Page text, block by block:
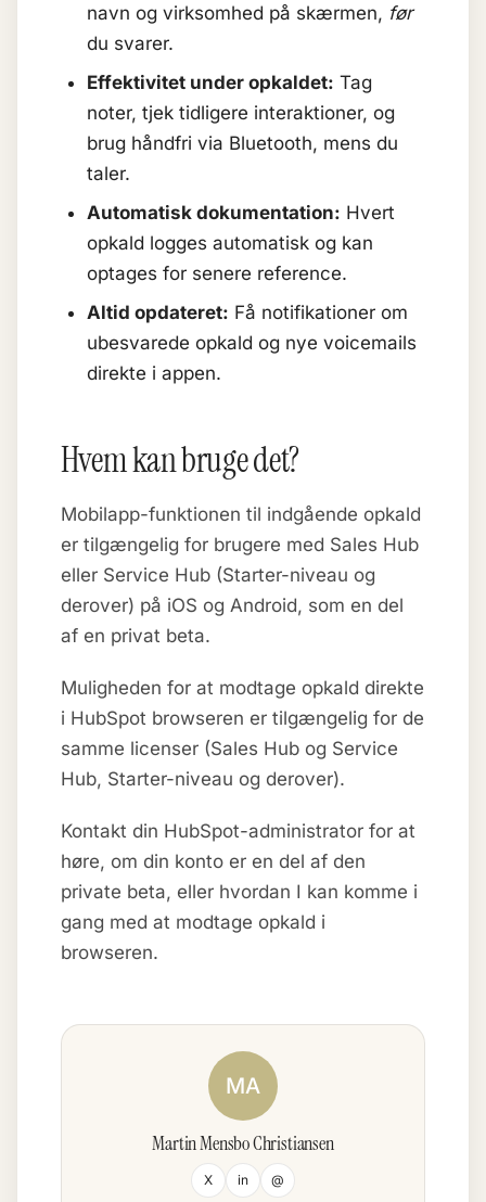
navn og virksomhed på skærmen, før
du svarer.
Effektivitet under opkaldet: Tag
noter, tjek tidligere interaktioner, og
brug håndfri via Bluetooth, mens du
taler.
Automatisk dokumentation: Hvert
opkald logges automatisk og kan
optages for senere reference.
Altid opdateret: Få notifikationer om
ubesvarede opkald og nye voicemails
direkte i appen.
Hvem kan bruge det?
Mobilapp-funktionen til indgående opkald
er tilgængelig for brugere med Sales Hub
eller Service Hub (Starter-niveau og
derover) på iOS og Android, som en del
af en privat beta.
Muligheden for at modtage opkald direkte
i HubSpot browseren er tilgængelig for de
samme licenser (Sales Hub og Service
Hub, Starter-niveau og derover).
Kontakt din HubSpot-administrator for at
høre, om din konto er en del af den
private beta, eller hvordan I kan komme i
gang med at modtage opkald i
browseren.
MA
Martin Mensbo Christiansen
X in @